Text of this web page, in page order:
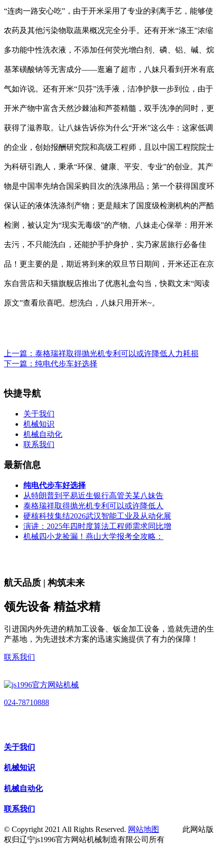
“连肉一路安心吃”，由于开米采用了专业的剥离手艺，能够使
农药及其他污染物取蔬果概况完全分手。还有开米“涤王”浓缩
多功能中性洗衣液，不添加任何荧光增白剂、磷、铝、碱、烷
基苯磺酸钠等无害成分——逛遍了超市，八妹只看到开米有底
气如许说。还有开米“贝芬”洗手液，洁净护肤一步到位，由于
开米产物中富含天然沙棘油和芦荟精髓，双手洗净的同时，更
获得了滋养取。让八妹告诉你为什么“开米”这么牛：这家低调
的企业，创始报酬研究院和高级工程师，且以中国工程院院士
为科研引跑人，秉承“环保、健康、平安、专业”的创业。其产
物是中国率先纳合国采购目次的洗涤用品；第一个获得国度环
保认证的液体洗涤剂产物；更是颠末了国度级检测机构的严酷
检测，被认定为“现实无毒级”的产物。八妹走心保举：用开米
去污，不只能洗白，还能护手护身护，实乃家居旅行必备佳
品！更主要的是，期近将到来的双旦节日期间，开米还正在京
东自营店和天猫旗舰店推出了优惠礼盒勾当，快戳文末“阅读
原文”查看欣喜吧。想洗白，八妹只用开米~。
上一篇： 泰格瑞祥取得抛光机专利可以或许降低人力耗损
下一篇： 纯电代步车好选择
快捷导航
关于我们
机械知识
机械自动化
联系我们
最新信息
纯电代步车好选择
从特朗普到平易近生银行高管关某八妹告
泰格瑞祥取得抛光机专利可以或许降低人
硬核科技集结2026武汉智能工业及从动化展
演讲：2025年四时度算法工程师需求同比增
机械四小龙捡漏！燕山大学报考全攻略：
航天品质 | 构筑未来
领先设备 精益求精
引进国内外先进的精加工设备、钣金加工设备，造就先进的生
产基地，为先进技术方案的迅速实施提供了有力的保障！
联系我们
024-78710888
关于我们
机械知识
机械自动化
联系我们
© Copyright 2021 All Rights Reserved. 网站地图
此网站版
权归辽宁js1996官方网站机械制造有限公司所有